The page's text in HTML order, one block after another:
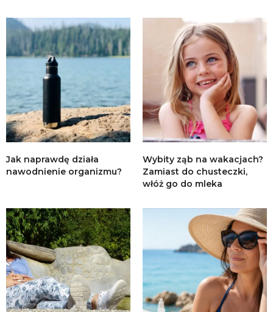
Jak naprawdę działa
nawodnienie organizmu?
Wybity ząb na wakacjach?
Zamiast do chusteczki,
włóż go do mleka